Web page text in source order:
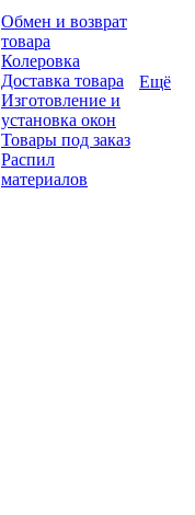
Обмен и возврат
товара
Колеровка
Доставка товара
Изготовление и
установка окон
Товары под заказ
Распил
материалов
Ещё